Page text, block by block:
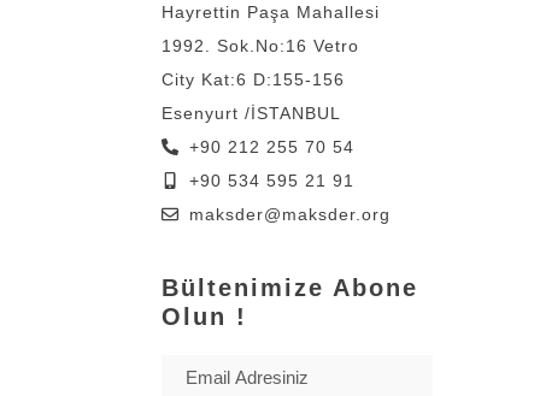
Hayrettin Paşa Mahallesi
1992. Sok.No:16 Vetro
City Kat:6 D:155-156
Esenyurt /İSTANBUL
+90 212 255 70 54
+90 534 595 21 91
maksder@maksder.org
Bültenimize Abone
Olun !